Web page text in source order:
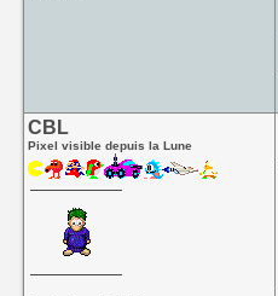
CBL
Pixel visible depuis la Lune